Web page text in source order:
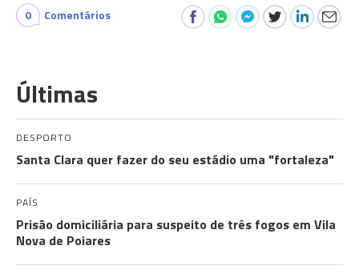
0 Comentários
Últimas
DESPORTO
Santa Clara quer fazer do seu estádio uma "fortaleza"
PAÍS
Prisão domiciliária para suspeito de três fogos em Vila
Nova de Poiares